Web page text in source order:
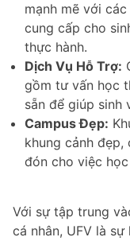
mạnh mẽ với
cung cấp cho
thực hành.
Dịch Vụ Hỗ Trợ:
gồm tư vấn học
sẵn để giúp sinh
Campus Đẹp:
khung cảnh
đón cho việc
Với sự tập trung
cá nhân, UFV là